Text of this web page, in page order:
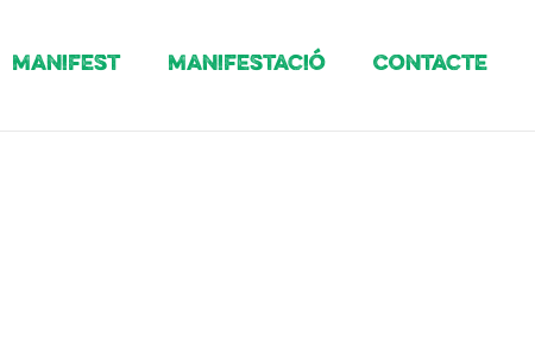
Manifest Manifestació Contacte